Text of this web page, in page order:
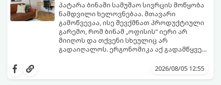
პატარა ბინაში სამუშაო სივრცის მოწყობა
ნამდვილი ხელოვნებაა. მთავარი
გამოწვევაა, ისე შევქმნათ პროდუქტიული
გარემო, რომ ბინამ „ოფისის“ იერი არ
მიიღოს და თქვენი სხეულიც არ
გადაიღალოს. ერგონომიკა აქ გადამწყვეტ
2026/08/05 12:55